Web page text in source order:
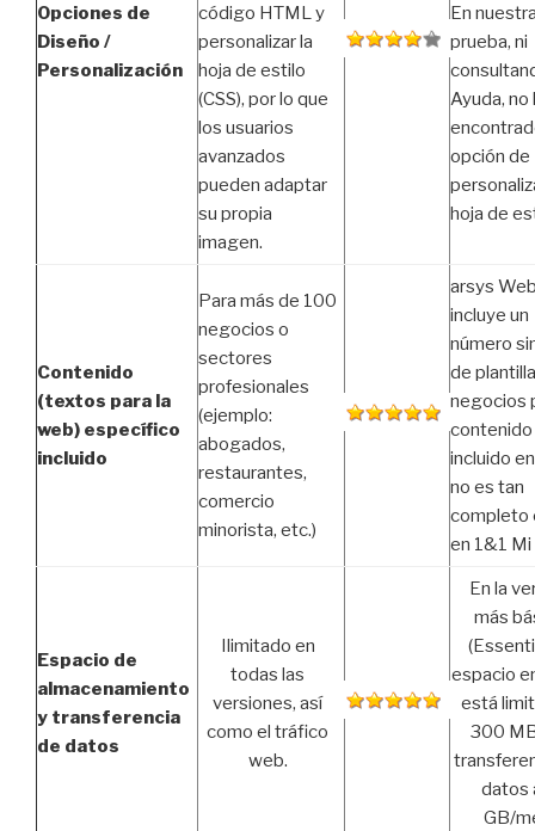
Opciones de
Diseño /
Personalización
código HTML y
personalizar la
hoja de estilo
(CSS), por lo que
los usuarios
avanzados
pueden adaptar
su propia
imagen.
En
prueba, ni
Ayuda, no
opción de
hoja de
Contenido
(textos para la
web) específico
incluido
Para más de 100
negocios o
sectores
profesionales
(ejemplo:
abogados,
restaurantes,
comercio
minorista, etc.)
arsys
incluye un
número
de
negocios
contenido
incluido
no es tan
completo
en 1&1
Espacio de
almacenamiento
y transferencia
de datos
Ilimitado en
todas las
versiones, así
como el tráfico
web.
En la
más
espacio
está
300
datos
GB/